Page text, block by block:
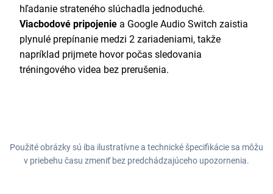
hľadanie strateného slúchadla jednoduché.
Viacbodové pripojenie a Google Audio Switch zaistia
plynulé prepínanie medzi 2 zariadeniami, takže
napríklad prijmete hovor počas sledovania
tréningového videa bez prerušenia.
Použité obrázky sú iba ilustratívne a technické špecifikácie sa môžu
v priebehu času zmeniť bez predchádzajúceho upozornenia.